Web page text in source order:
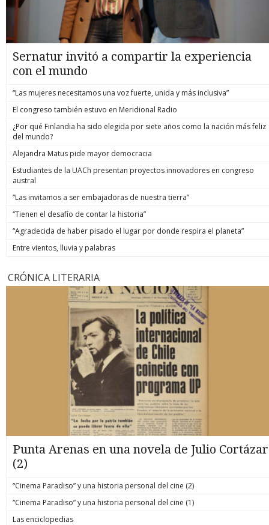
Sernatur invitó a compartir la experiencia
con el mundo
“Las mujeres necesitamos una voz fuerte, unida y más inclusiva”
El congreso también estuvo en Meridional Radio
¿Por qué Finlandia ha sido elegida por siete años como la nación más feliz
del mundo?
Alejandra Matus pide mayor democracia
Estudiantes de la UACh presentan proyectos innovadores en congreso
austral
“Las invitamos a ser embajadoras de nuestra tierra”
“Tienen el desafío de contar la historia”
“Agradecida de haber pisado el lugar por donde respira el planeta”
Entre vientos, lluvia y palabras
CRÓNICA LITERARIA
Punta Arenas en una novela de Julio Cortázar
(2)
“Cinema Paradiso” y una historia personal del cine (2)
“Cinema Paradiso” y una historia personal del cine (1)
Las enciclopedias